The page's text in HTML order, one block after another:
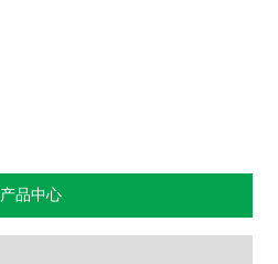
产品中心